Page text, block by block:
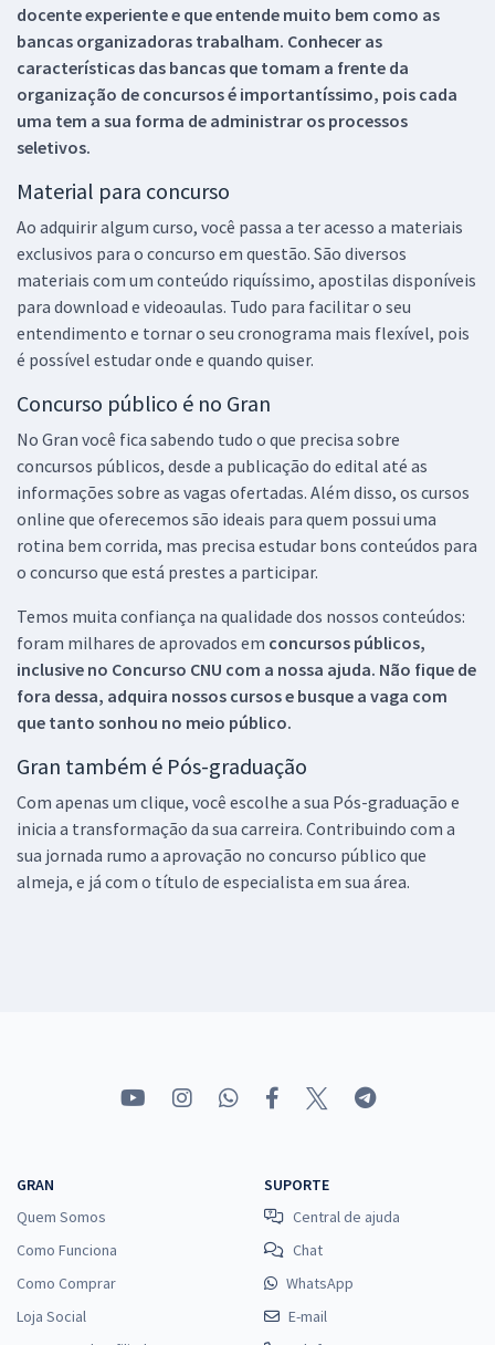
docente experiente e que entende muito bem como as
bancas organizadoras trabalham. Conhecer as
características das bancas que tomam a frente da
organização de concursos é importantíssimo, pois cada
uma tem a sua forma de administrar os processos
seletivos.
Material para concurso
Ao adquirir algum curso, você passa a ter acesso a materiais
exclusivos para o concurso em questão. São diversos
materiais com um conteúdo riquíssimo, apostilas disponíveis
para download e videoaulas. Tudo para facilitar o seu
entendimento e tornar o seu cronograma mais flexível, pois
é possível estudar onde e quando quiser.
Concurso público é no Gran
No Gran você fica sabendo tudo o que precisa sobre
concursos públicos, desde a publicação do edital até as
informações sobre as vagas ofertadas. Além disso, os cursos
online que oferecemos são ideais para quem possui uma
rotina bem corrida, mas precisa estudar bons conteúdos para
o concurso que está prestes a participar.
Temos muita confiança na qualidade dos nossos conteúdos:
foram milhares de aprovados em concursos públicos,
inclusive no Concurso CNU com a nossa ajuda. Não fique de
fora dessa, adquira nossos cursos e busque a vaga com
que tanto sonhou no meio público.
Gran também é Pós-graduação
Com apenas um clique, você escolhe a sua Pós-graduação e
inicia a transformação da sua carreira. Contribuindo com a
sua jornada rumo a aprovação no concurso público que
almeja, e já com o título de especialista em sua área.
GRAN
Quem Somos
Como Funciona
Como Comprar
Loja Social
SUPORTE
Central de ajuda
Chat
WhatsApp
E-mail